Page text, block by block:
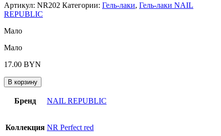
Артикул: NR202 Категории: Гель-лаки, Гель-лаки NAIL
REPUBLIC
Мало
Мало
17.00 BYN
В корзину
Бренд NAIL REPUBLIC
Коллекция NR Perfect red